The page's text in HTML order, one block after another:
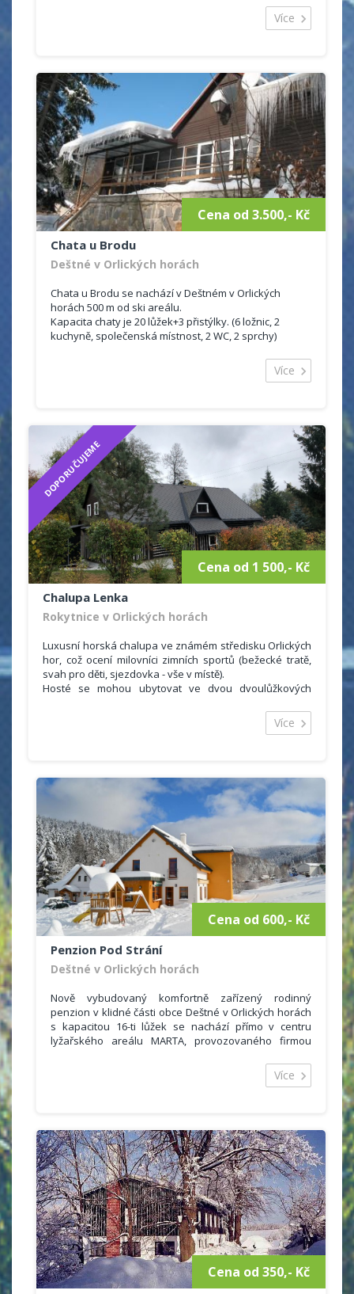
Rodinný penzion nabízí ubytování s celoročním
provozem. Ubytování je vhodné pro páry, rodiny s
zařízením (uyvdlo, WC, sprchový kout). Příjemné
posezení s přáteli na mansardě s balkonem.
Parkování přímo u ubjektu, dobrá dostupnost i v zimě.
Více
Cena od 3.500,- Kč
Chata u Brodu
Deštné v Orlických horách
Chata u Brodu se nachází v Deštném v Orlických
horách 500 m od ski areálu.
Kapacita chaty je 20 lůžek+3 přistýlky. (6 ložnic, 2
kuchyně, společenská místnost, 2 WC, 2 sprchy)
Deštné v Orlických horách je oblíbené zimní středisko
s vybudovanou infrastrukturou a velmi dobře
za památkami a zajímavými místy.
Více
DOPORUČUJEME
Cena od 1 500,- Kč
Chalupa Lenka
Rokytnice v Orlických horách
Luxusní horská chalupa ve známém středisku Orlických
hor, což ocení milovníci zimních sportů (bežecké tratě,
svah pro děti, sjezdovka - vše v místě).
Hosté se mohou ubytovat ve dvou dvoulůžkových
sociálním zařízením (2 koupelny, 2 WC). Ubytovaní si
mohou vařit ve společné kuchyňce (lednička, myčka,
Více
Cena od 600,- Kč
Penzion Pod Strání
Deštné v Orlických horách
Nově vybudovaný komfortně zařízený rodinný
penzion v klidné části obce Deštné v Orlických horách
s kapacitou 16-ti lůžek se nachází přímo v centru
lyžařského areálu MARTA, provozovaného firmou
Penzion je vhodný pro letní i zimní rodinnou či
Penzion je velice dobře situovaný, v zimě přímo od
dveří domu vyrazíte na lyžích ke sjezdovkám či
běžeckým tratím, v létě Vám nabízí ideální výchozí
polohu na pěší turistiku a cykloturistiku.
Více
Cena od 350,- Kč